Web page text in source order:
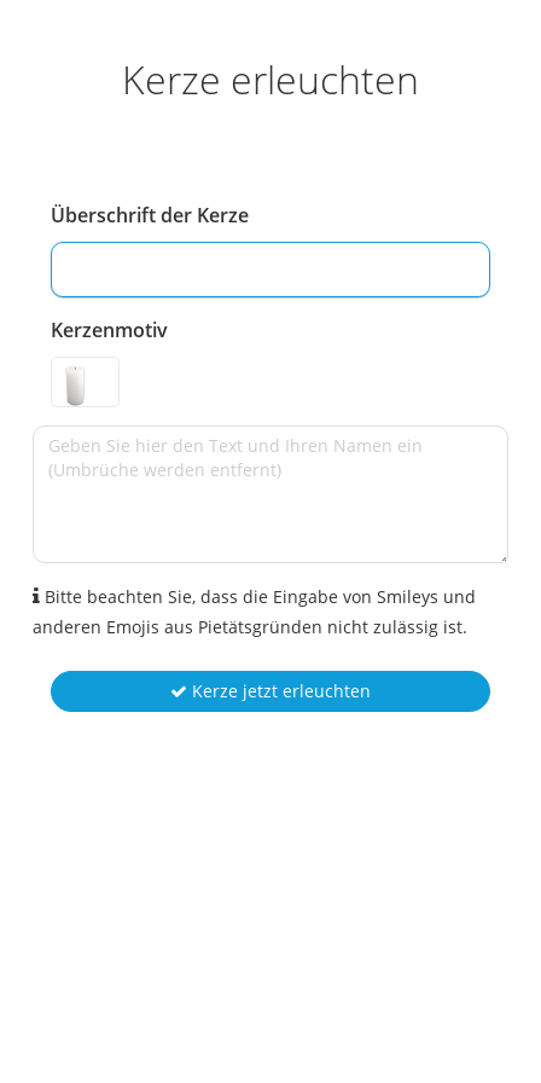
Kerze erleuchten
Überschrift der Kerze
Kerzenmotiv
Bitte beachten Sie, dass die Eingabe von Smileys und
anderen Emojis aus Pietätsgründen nicht zulässig ist.
Kerze jetzt erleuchten